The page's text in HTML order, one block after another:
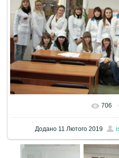
706
Додано 11 Лютого 2019